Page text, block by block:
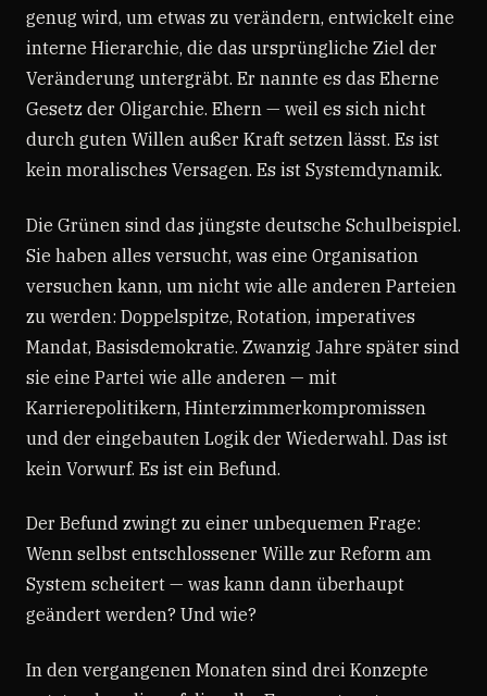
genug wird, um etwas zu verändern, entwickelt eine
interne Hierarchie, die das ursprüngliche Ziel der
Veränderung untergräbt. Er nannte es das Eherne
Gesetz der Oligarchie. Ehern — weil es sich nicht
durch guten Willen außer Kraft setzen lässt. Es ist
kein moralisches Versagen. Es ist Systemdynamik.
Die Grünen sind das jüngste deutsche Schulbeispiel.
Sie haben alles versucht, was eine Organisation
versuchen kann, um nicht wie alle anderen Parteien
zu werden: Doppelspitze, Rotation, imperatives
Mandat, Basisdemokratie. Zwanzig Jahre später sind
sie eine Partei wie alle anderen — mit
Karrierepolitikern, Hinterzimmerkompromissen
und der eingebauten Logik der Wiederwahl. Das ist
kein Vorwurf. Es ist ein Befund.
Der Befund zwingt zu einer unbequemen Frage:
Wenn selbst entschlossener Wille zur Reform am
System scheitert — was kann dann überhaupt
geändert werden? Und wie?
In den vergangenen Monaten sind drei Konzepte